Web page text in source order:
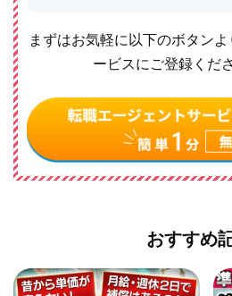
まずはお気軽に以下のボタン
ービスにご登録くだ
おすすめ